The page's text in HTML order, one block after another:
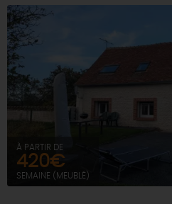
À PARTIR DE
420€
SEMAINE (MEUBLÉ)